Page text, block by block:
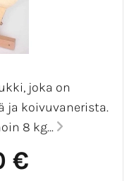
joka on
ja koivuvanerista.
8 kg...
€